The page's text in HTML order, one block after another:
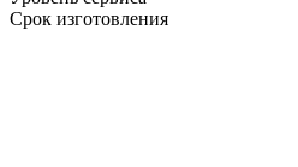
Срок изготовления